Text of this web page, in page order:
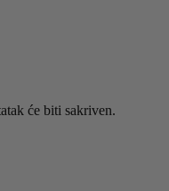
će biti sakriven.